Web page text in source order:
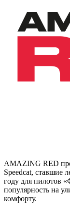
AMAZING RED
Speedcat, ставшие
году для пилотов
популярность на
комфорту.